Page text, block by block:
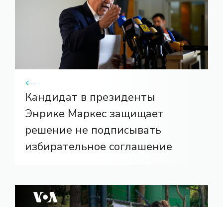
Кандидат в президенты
Энрике Маркес защищает
решение не подписывать
избирательное соглашение